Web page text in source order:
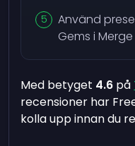
Använd
Gems i
Med betyget 4.6 på
recensioner har
kolla upp innan du